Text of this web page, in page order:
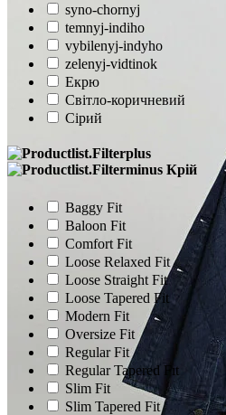
syno-chornyj
temnyj-indiho
vybilenyj-indyho
zelenyj-vidtinok
Екрю
Світло-коричневий
Сірий
Крій
Baggy Fit
Baloon Fit
Comfort Fit
Loose Relaxed Fit
Loose Straight Fit
Loose Tapered Fit
Modern Fit
Oversize Fit
Regular Fit
Regular Tapered Fıt
Slim Fit
Slim Tapered Fit